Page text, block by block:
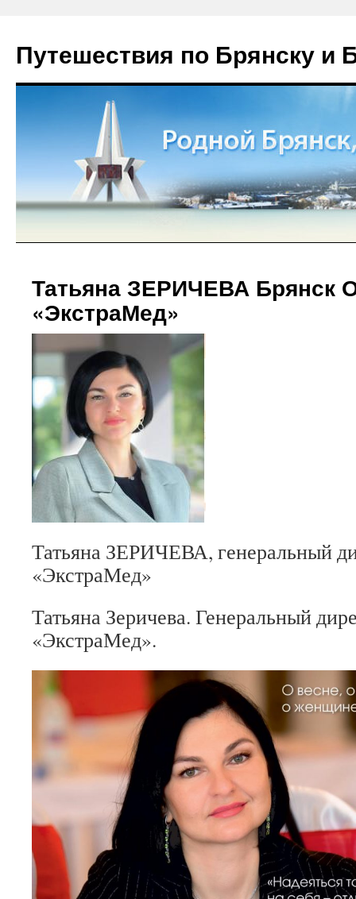
Путешествия по Брянску и
Татьяна ЗЕРИЧЕВА Брянск
«ЭкстраМед»
Татьяна ЗЕРИЧЕВА, генеральный
«ЭкстраМед»
Татьяна Зеричева. Генеральный
«ЭкстраМед».